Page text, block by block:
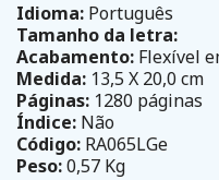
Idioma: Português
Tamanho da letra:
Acabamento: Flexível
Medida: 13,5 X 20,0 cm
Páginas: 1280 páginas
Índice: Não
Código: RA065LGe
Peso:0,57 Kg